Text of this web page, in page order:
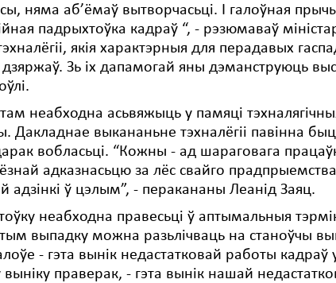
няма аб’ёмаў вытворчасьці. І галоўная
падрыхтоўка кадраў “, - рэзюмаваў
якія характэрныя для перадавых
Зь іх дапамогай яны дэманструюць
неабходна асьвяжыць у памяці
Дакладнае выкананьне тэхналёгіі павінна
вобласьці. “Кожны - ад шараговага
адказнасьцю за лёс свайго прадпрыемства
адзінкі ў цэлым”, - перакананы Леанід Заяц.
неабходна правесьці ў аптымальныя
выпадку можна разьлічваць на станоўчы
- гэта вынік недастатковай работы кадраў
праверак, - гэта вынік нашай